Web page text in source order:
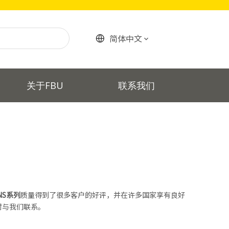
简体中文
关于FBU 联系我们
系列质量得到了很多客户的好评，并在许多国家享有良好
我们联系。